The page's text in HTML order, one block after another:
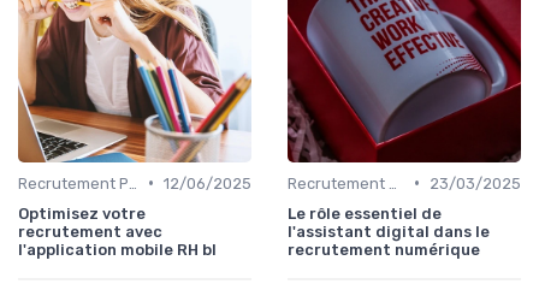
• 12/06/2025
Optimisez votre
recrutement avec
l'application mobile RH bl
•
23/03/2025
Le rôle essentiel de
l'assistant digital dans le
recrutement numérique